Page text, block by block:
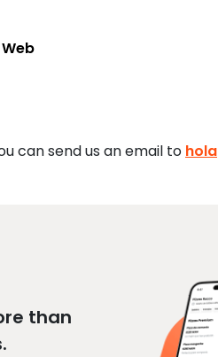
can send us an email to
than